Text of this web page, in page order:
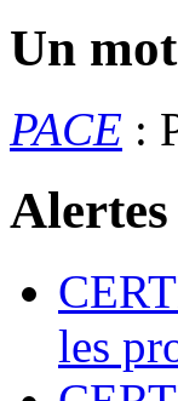
Un
PACE :
les